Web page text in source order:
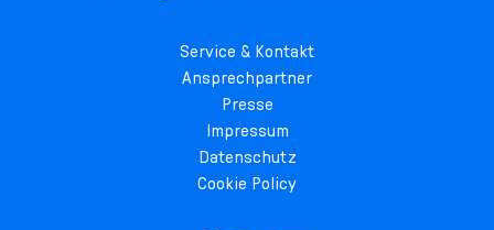
Service & Kontakt
Ansprechpartner
Presse
Impressum
Datenschutz
Cookie Policy